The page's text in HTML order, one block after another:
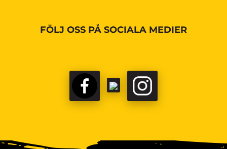
FÖLJ OSS PÅ SOCIALA MEDIER